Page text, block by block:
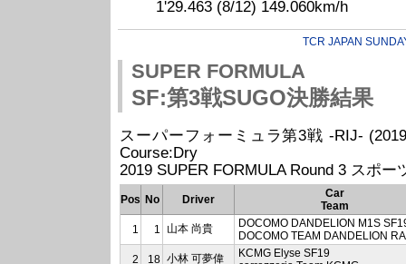
1'29.463 (8/12) 149.060km/h
TCR JAPAN
SUPER FORMULA
SF:第3戦SUGO決勝結果
スーパーフォーミュラ第3戦 -RIJ-
Course:Dry
2019 SUPER FORMULA Round 3 スポー
Pos No Driver
Car
Team
1
1 山本 尚貴
DOCOMO DANDELION M1S
DOCOMO TEAM DANDELION
2
18 小林 可夢偉
KCMG Elyse SF19